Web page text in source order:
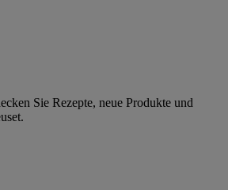
Sie Rezepte, neue Produkte und